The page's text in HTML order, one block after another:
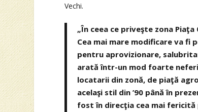
Vechi.
„În ceea ce priveşte zona
Cea mai mare modificare va fi
pentru aprovizionare,
arată într-un mod foarte
locatarii din zonă, de piaţă
acelaşi stil din ’90 până în
fost în direcţia cea mai fericită